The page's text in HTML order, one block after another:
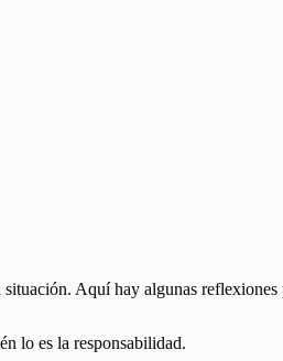
Aquí hay algunas reflexiones
lo es la responsabilidad.